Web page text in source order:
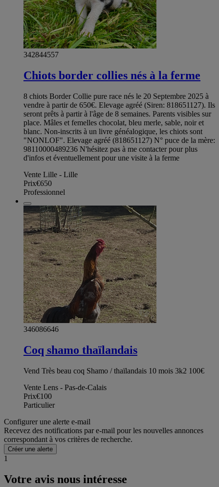
342844557
Chiots border collies nés à la ferme
8 chiots Border Collie pure race nés le 20 Septembre 2025 à
vendre à partir de 650€. Elevage agréé (Siren: 818651127). Ils
seront prêts à partir à l'âge de 8 semaines. Parents visibles sur
place. Mâles et femelles chocolat, bleu merle, sable, noir et
blanc. Non-inscrits à un livre généalogique, les chiots sont
"NONLOF". Elevage agréé (818651127) N° puce de la mère:
98110000489236 N'hésitez pas à me contacter pour plus
d'infos et éventuellement pour une visite à la ferme
Vente Lille - Lille
Prix€650
Professionnel
346086646
Coq shamo thaïlandais
Vend Très beau coq Shamo / thaïlandais 10 mois 3k2 100€
Vente Lens - Pas-de-Calais
Prix€100
Particulier
Configurer une alerte e-mail
Recevez des notifications par e-mail pour les nouvelles annonces
correspondant à vos critères de recherche.
Créer une alerte
1
Votre avis nous intéresse